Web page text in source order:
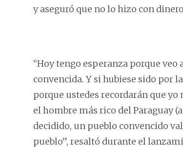
y aseguró que no lo hizo con
“Hoy tengo esperanza porque
convencida. Y si hubiese sido por
porque ustedes recordarán que
el hombre más rico del Paraguay
decidido, un pueblo convencido
pueblo”, resaltó durante el